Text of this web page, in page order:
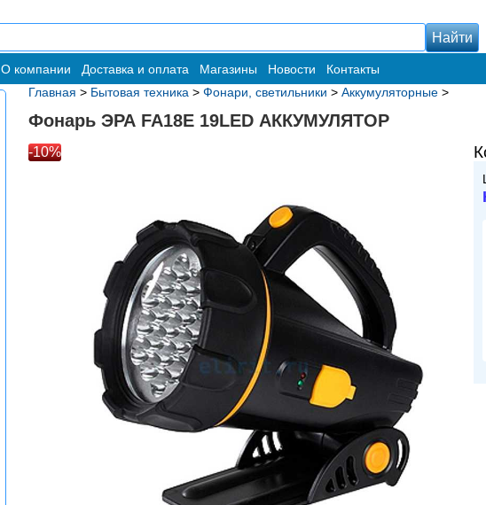
О компании Доставка и оплата Магазины Новости Контакты
Главная > Бытовая техника > Фонари, светильники > Аккумуляторные >
Фонарь ЭРА FA18E 19LED АККУМУЛЯТОР
-10%